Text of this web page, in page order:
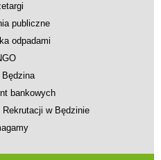
publiczne
odpadami
Będzina
bankowych
w Będzinie